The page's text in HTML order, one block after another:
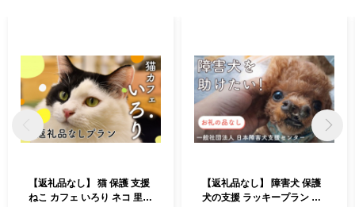
【返礼品なし】 猫 保護 支援
ねこ カフェ いろり ネコ 里親
【返礼品なし】 障害犬 保護
犬の支援 ラッキープラン 保